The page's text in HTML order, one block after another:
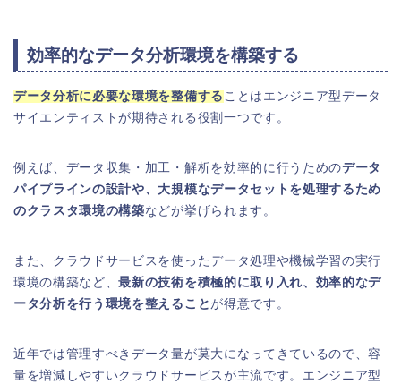
効率的なデータ分析環境を構築する
データ分析に必要な環境を整備する ことはエンジニア型データ
サイエンティストが期待される役割一つです。
例えば、データ収集・加工・解析を効率的に行うためのデータ
パイプラインの設計や、大規模なデータセットを処理するため
のクラスタ環境の構築などが挙げられます。
また、クラウドサービスを使ったデータ処理や機械学習の実行
環境の構築など、最新の技術を積極的に取り入れ、効率的なデ
ータ分析を行う環境を整えることが得意です。
近年では管理すべきデータ量が莫大になってきているので、容
量を増減しやすいクラウドサービスが主流です。エンジニア型